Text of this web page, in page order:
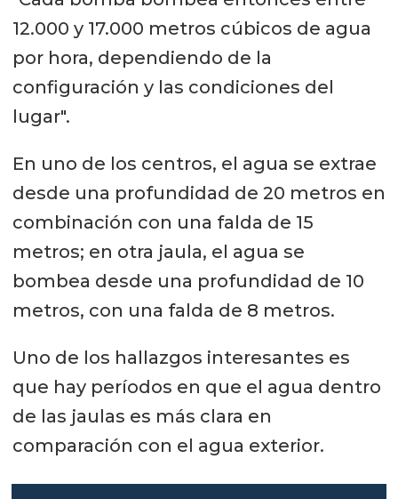
12.000 y 17.000 metros cúbicos de agua
por hora, dependiendo de la
configuración y las condiciones del
lugar".
En uno de los centros, el agua se extrae
desde una profundidad de 20 metros en
combinación con una falda de 15
metros; en otra jaula, el agua se
bombea desde una profundidad de 10
metros, con una falda de 8 metros.
Uno de los hallazgos interesantes es
que hay períodos en que el agua dentro
de las jaulas es más clara en
comparación con el agua exterior.